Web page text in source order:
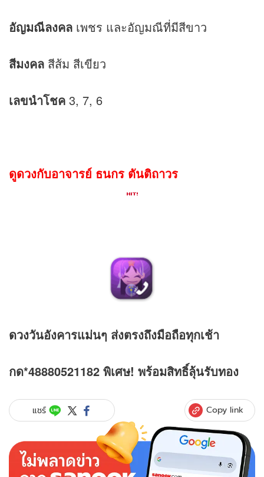
อัญมณีลงคล เพชร และอัญมณีที่มีสีขาว
สีมงคล สีส้ม สีเขียว
เลขนำโชค 3, 7, 6
ดูดวงกับอาจารย์ ธนกร ตันติถาวร
ดวงวันอังคารแม่นๆ ส่งตรงถึงมือถือทุกเช้า
กด*48880521182 พิเศษ! พร้อมสิทธิ์ลุ้นรับทอง
แชร์ Copy link